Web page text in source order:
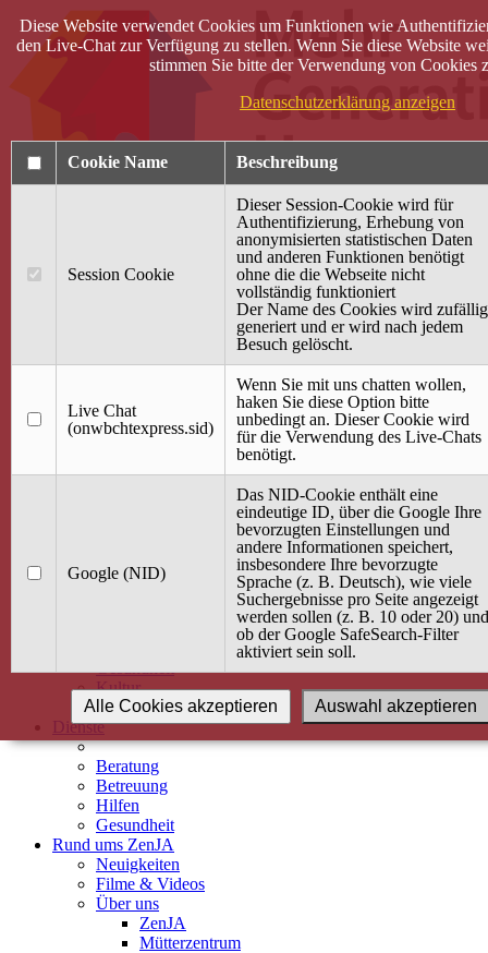
40 Jahre Mütterzentrum
Terminkalender
Gemeinsam aktiv
Gemeinsam unterwegs
wirFAIRändern
Angebot / Kurs suchen
Babybauch & Elternschaft
Gesundheit
Kultur
Alle Kurse
Dienste
Beratung
Betreuung
Hilfen
Gesundheit
Rund ums ZenJA
Neuigkeiten
Filme & Videos
Über uns
ZenJA
Mütterzentrum
Diese Website verwendet Cookies um Funktionen wie
den Live-Chat zur Verfügung zu stellen. Wenn Sie diese Website
stimmen Sie bitte der Verwendung von Cookies
Datenschutzerklärung anzeigen
Cookie Name Beschreibung
Session Cookie
Dieser Session-Cookie wird für
Authentifizierung, Erhebung von
anonymisierten statistischen Daten
und anderen Funktionen benötigt
ohne die die Webseite nicht
vollständig funktioniert
Der Name des Cookies wird zufällig
generiert und er wird nach jedem
Besuch gelöscht.
Live Chat
(onwbchtexpress.sid)
Wenn Sie mit uns chatten wollen,
haken Sie diese Option bitte
unbedingt an. Dieser Cookie wird
für die Verwendung des Live-Chats
benötigt.
Google (NID)
Das NID-Cookie enthält eine
eindeutige ID, über die Google Ihre
bevorzugten Einstellungen und
andere Informationen speichert,
insbesondere Ihre bevorzugte
Sprache (z. B. Deutsch), wie viele
Suchergebnisse pro Seite angezeigt
werden sollen (z. B. 10 oder 20) und
ob der Google SafeSearch-Filter
aktiviert sein soll.
Auswahl akzeptieren
Alle Cookies akzeptieren